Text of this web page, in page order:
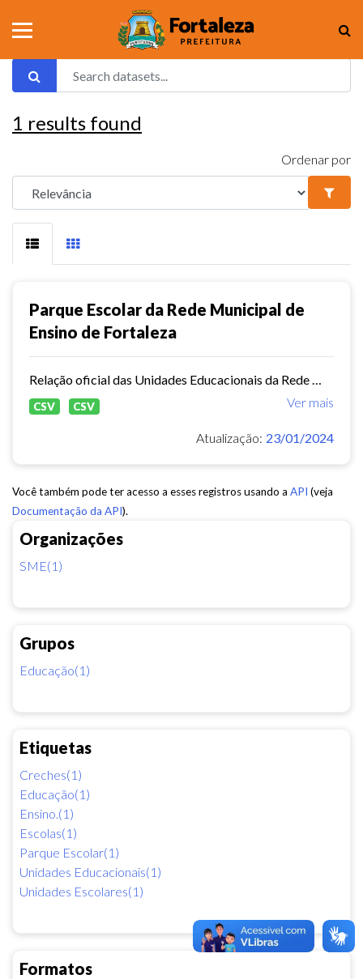
Organizações
SME(1)
Grupos
Educação(1)
Etiquetas
Creches(1)
Educação(1)
Ensino.(1)
Escolas(1)
Parque Escolar(1)
Unidades Educacionais(1)
Unidades Escolares(1)
Formatos
1 results found
Ordenar por
Parque Escolar da Rede Municipal de
Ensino de Fortaleza
Ver mais
CSV CSV
Atualização: 23/01/2024
Você também pode ter acesso a esses registros usando a API (veja
Documentação da API).